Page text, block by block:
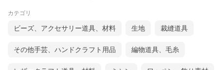
カテゴリ
ビーズ、アクセサリー道具、材料 生地 裁縫道具
その他手芸、ハンドクラフト用品 編物道具、毛糸